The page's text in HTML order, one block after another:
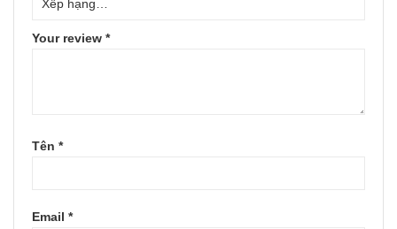
Your review *
Tên *
Email *